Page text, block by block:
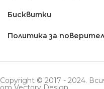
Бисквитки
Политика за
Copyright © 2017 - 2024.